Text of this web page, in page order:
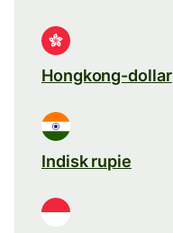
Hongkong-dollar
Indisk rupie